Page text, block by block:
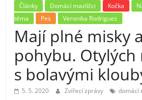
Články Domácí mazlíčci Kočka
téma
Pes Veronika Rodriguez
Mají plné misky
pohybu. Otylých
s bolavými
5. 5. 2020 Zvířecí zprávy domácí